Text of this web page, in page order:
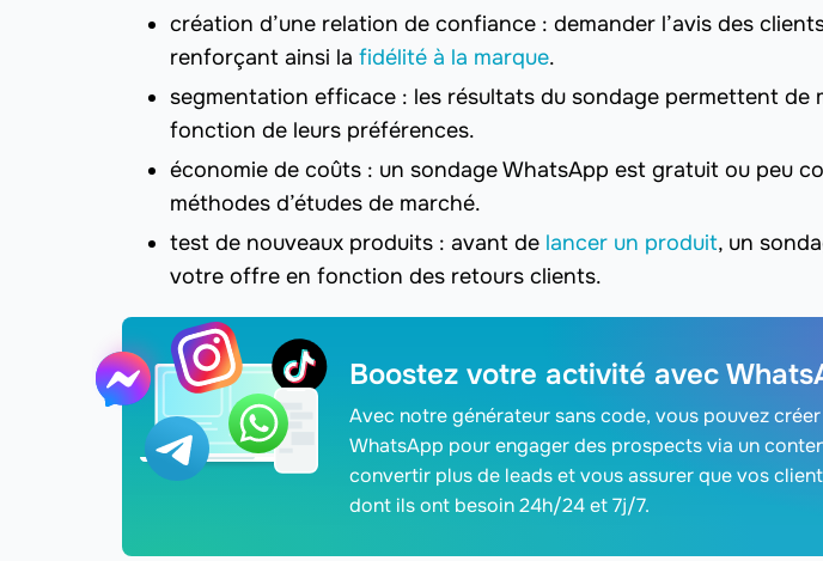
création d’une relation de confiance : demander l’avis des
renforçant ainsi la fidélité à la marque.
segmentation efficace : les résultats du sondage permettent de
fonction de leurs préférences.
économie de coûts : un sondage WhatsApp est gratuit ou peu
méthodes d’études de marché.
test de nouveaux produits : avant de lancer un produit, un
votre offre en fonction des retours clients.
Boostez votre activité avec
Avec notre générateur sans code, vous pouvez
WhatsApp pour engager des prospects via un
convertir plus de leads et vous assurer que vos
dont ils ont besoin 24h/24 et 7j/7.